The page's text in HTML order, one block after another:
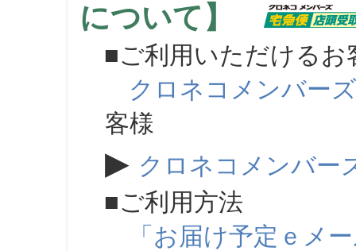
について】
■ご利用いただけるお
クロネコメンバーズ
客様
▶ クロネコメンバー
■ご利用方法
「お届け予定ｅメ